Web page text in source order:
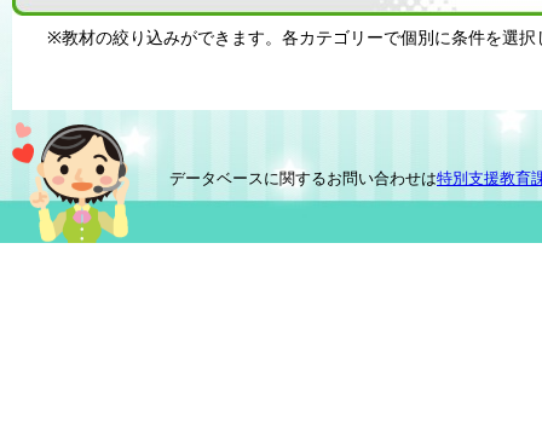
※教材の絞り込みができます。各カテゴリーで個別に条件を選択
データベースに関するお問い合わせは特別支援教育